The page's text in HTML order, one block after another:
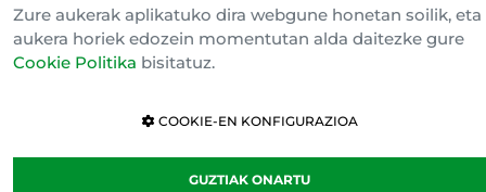
Konfidentzialtasun klausula
Barne Informazio Kanala
Zure aukerak aplikatuko dira webgune honetan soilik, eta
aukera horiek edozein momentutan alda daitezke gure
Cookie Politika bisitatuz.
COOKIE-EN KONFIGURAZIOA
GUZTIAK ONARTU